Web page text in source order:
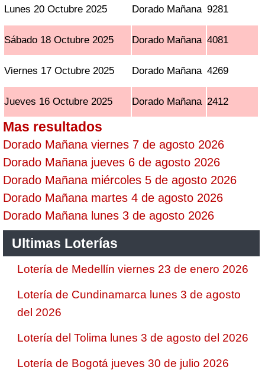
Lunes 20 Octubre 2025 Dorado Mañana 9281
Sábado 18 Octubre 2025 Dorado Mañana 4081
Viernes 17 Octubre 2025 Dorado Mañana 4269
Jueves 16 Octubre 2025 Dorado Mañana 2412
Mas resultados
Dorado Mañana viernes 7 de agosto 2026
Dorado Mañana jueves 6 de agosto 2026
Dorado Mañana miércoles 5 de agosto 2026
Dorado Mañana martes 4 de agosto 2026
Dorado Mañana lunes 3 de agosto 2026
Ultimas Loterías
Lotería de Medellín viernes 23 de enero 2026
Lotería de Cundinamarca lunes 3 de agosto
del 2026
Lotería del Tolima lunes 3 de agosto del 2026
Lotería de Bogotá jueves 30 de julio 2026